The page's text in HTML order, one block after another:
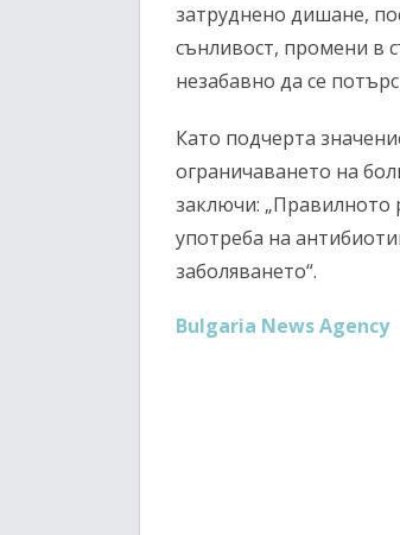
затруднено дишане,
сънливост, промени в
незабавно да се
Като подчерта
ограничаването на
заключи: „Правилното
употреба на
заболяването“.
Bulgaria News Agency